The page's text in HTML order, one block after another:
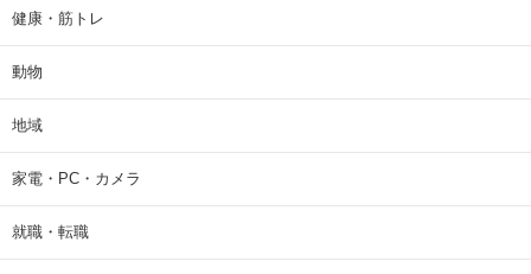
健康・筋トレ
動物
地域
家電・PC・カメラ
就職・転職